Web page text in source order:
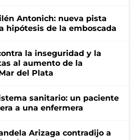
Antonich: nueva pista
hipótesis de la emboscada
la inseguridad y la
al aumento de la
del Plata
sanitario: un paciente
a una enfermera
Arizaga contradijo a